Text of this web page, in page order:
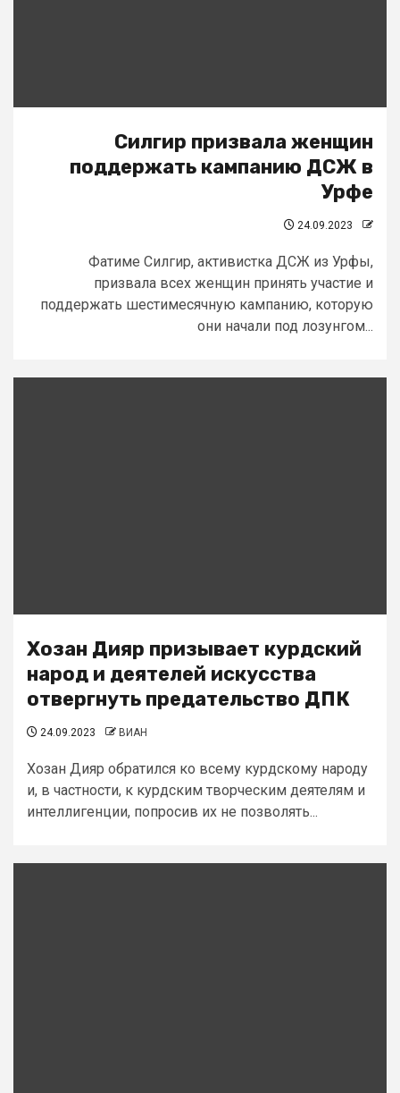
Силгир призвала женщин
поддержать кампанию ДСЖ в
Урфе
24.09.2023
Фатиме Силгир, активистка ДСЖ из Урфы,
призвала всех женщин принять участие и
поддержать шестимесячную кампанию, которую
они начали под лозунгом...
Хозан Дияр призывает курдский
народ и деятелей искусства
отвергнуть предательство ДПК
24.09.2023 ВИАН
Хозан Дияр обратился ко всему курдскому народу
и, в частности, к курдским творческим деятелям и
интеллигенции, попросив их не позволять...